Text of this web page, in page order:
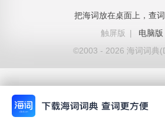
把海词放在桌面上，查
触屏版
|
电脑版
©2003 - 2026 海词词典